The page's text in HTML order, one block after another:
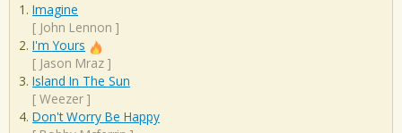
Imagine
[ John Lennon ]
I'm Yours
[ Jason Mraz ]
Island In The Sun
[ Weezer ]
Don't Worry Be Happy